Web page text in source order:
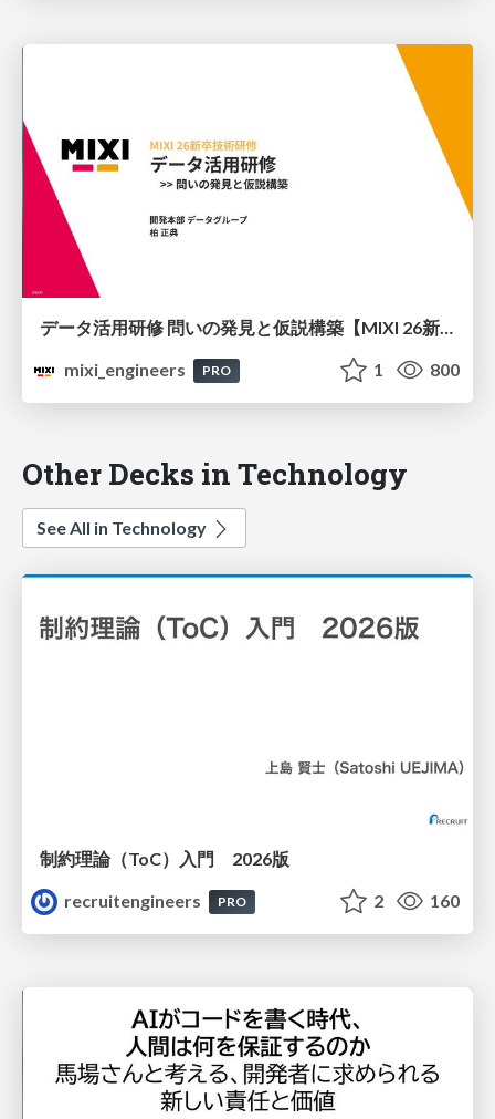
データ活用研修 問いの発見と仮説構築【MIXI 26新卒技術研修】
mixi_engineers
PRO 1 800
Other Decks in Technology
See All in Technology
制約理論（ToC）入門 2026版
recruitengineers
PRO 2 160